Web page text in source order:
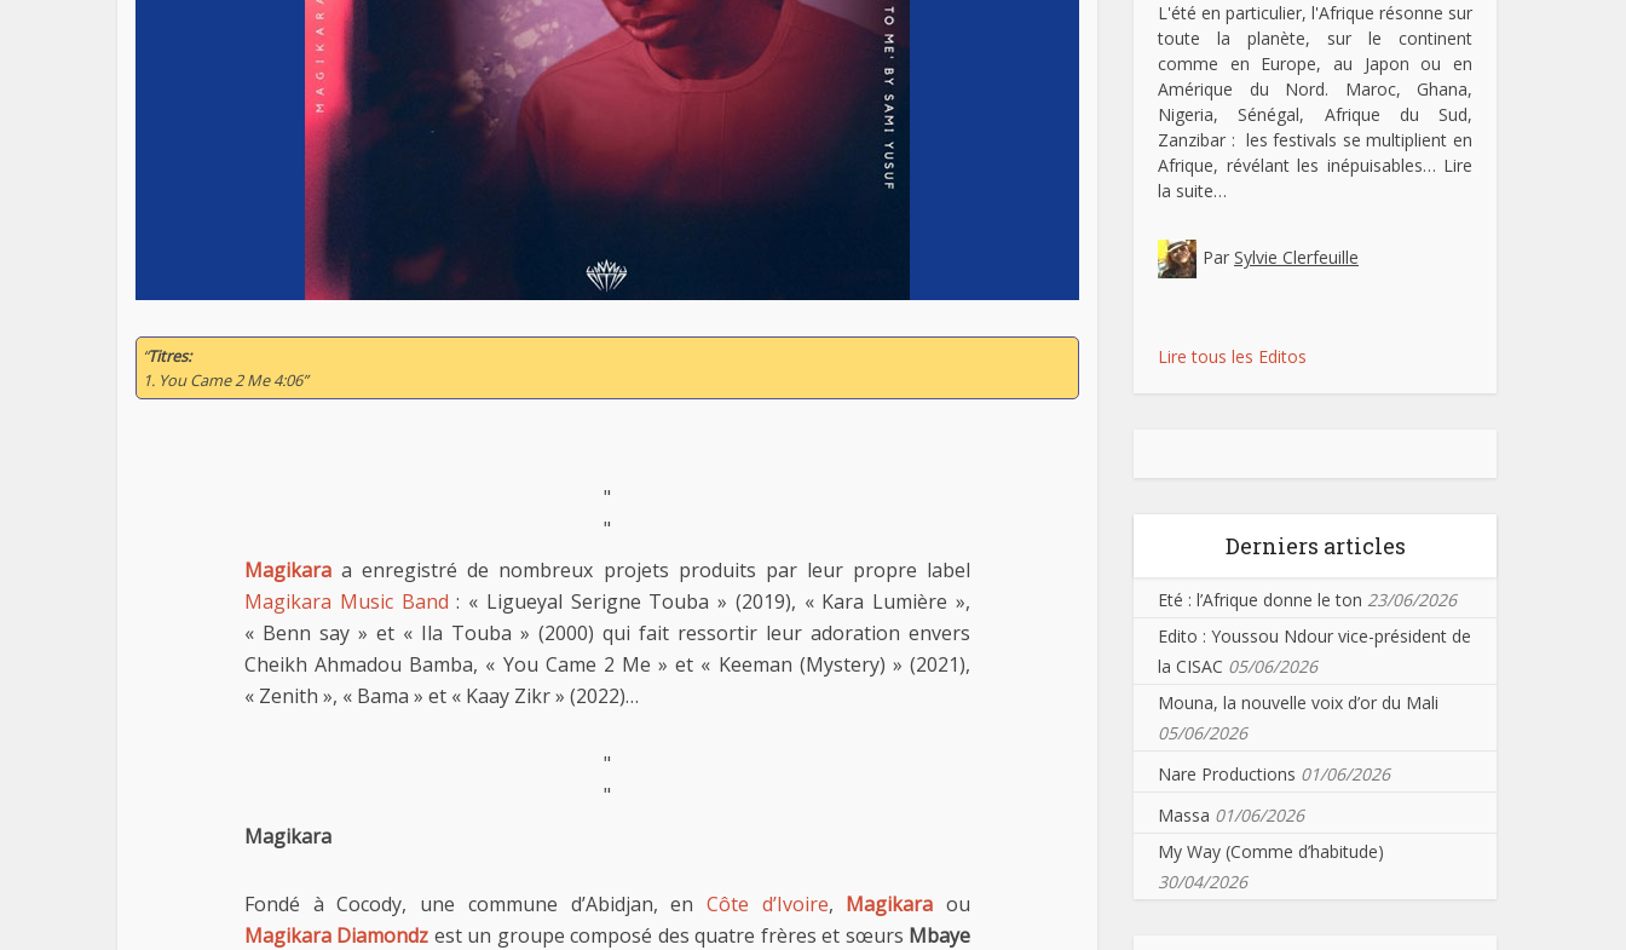
“Titres:
1. You Came 2 Me 4:06”
"
"
Magikara a enregistré de nombreux projets produits par leur propre label
Magikara Music Band : « Ligueyal Serigne Touba » (2019), « Kara Lumière »,
« Benn say » et « Ila Touba » (2000) qui fait ressortir leur adoration envers
Cheikh Ahmadou Bamba, « You Came 2 Me » et « Keeman (Mystery) » (2021),
« Zenith », « Bama » et « Kaay Zikr » (2022)…
"
"
Magikara
Fondé à Cocody, une commune d’Abidjan, en Côte d’Ivoire, Magikara ou
Magikara Diamondz est un groupe composé des quatre frères et sœurs Mbaye
L'été en particulier, l'Afrique résonne sur
toute la planète, sur le continent
comme en Europe, au Japon ou en
Amérique du Nord. Maroc, Ghana,
Nigeria, Sénégal, Afrique du Sud,
Zanzibar : les festivals se multiplient en
Afrique, révélant les inépuisables… Lire
la suite…
Par Sylvie Clerfeuille
Lire tous les Editos
Derniers articles
Eté : l’Afrique donne le ton 23/06/2026
Edito : Youssou Ndour vice-président de
la CISAC 05/06/2026
Mouna, la nouvelle voix d’or du Mali
05/06/2026
Nare Productions 01/06/2026
Massa 01/06/2026
My Way (Comme d’habitude)
30/04/2026